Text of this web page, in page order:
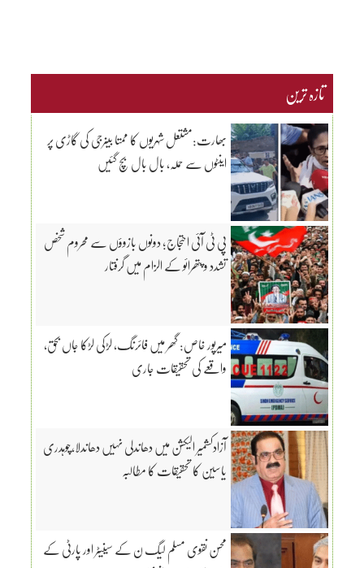
تازہ ترین
بھارت:مشتعل شہریوں کا ممتا بینرجی کی گاڑی پر
اینٹوں سے حملہ، بال بال بچ گئیں
پی ٹی آئی احتجاج؛ دونوں بازوؤں سے محروم شخص
تشدد و پتھرائو کے الزام میں گرفتار
میرپور خاص: گھر میں فائرنگ، لڑکی لڑکا جاں بحق،
واقعے کی تحقیقات جاری
آزادکشمیر الیکشن میں دھاندلی نہیں دھاندلا،چوہدری
یاسین کا تحقیقات کا مطالبہ
محسن نقوی مسلم لیگ ن کے سینیٹر اور پارٹی کے